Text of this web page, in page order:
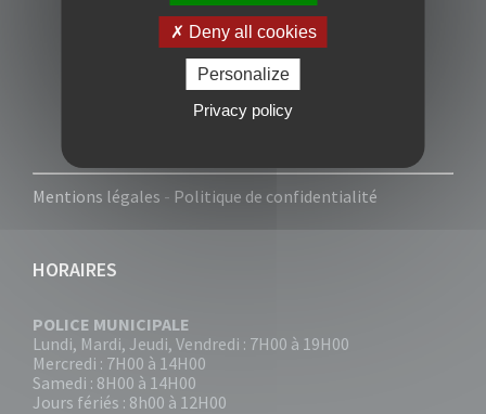
Mentions légales - Politique de confidentialité
HORAIRES
POLICE MUNICIPALE
Lundi, Mardi, Jeudi, Vendredi : 7H00 à 19H00
Mercredi : 7H00 à 14H00
Samedi : 8H00 à 14H00
Jours fériés : 8h00 à 12H00
Deny all cookies
Personalize
Privacy policy